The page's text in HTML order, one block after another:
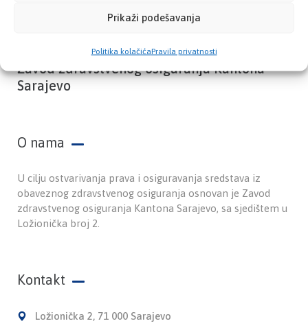
Prikaži podešavanja
Politika kolačićaPravila privatnosti
Zavod zdravstvenog osiguranja Kantona
Sarajevo
O nama
U cilju ostvarivanja prava i osiguravanja sredstava iz
obaveznog zdravstvenog osiguranja osnovan je Zavod
zdravstvenog osiguranja Kantona Sarajevo, sa sjedištem u
Ložionička broj 2.
Kontakt
Ložionička 2, 71 000 Sarajevo